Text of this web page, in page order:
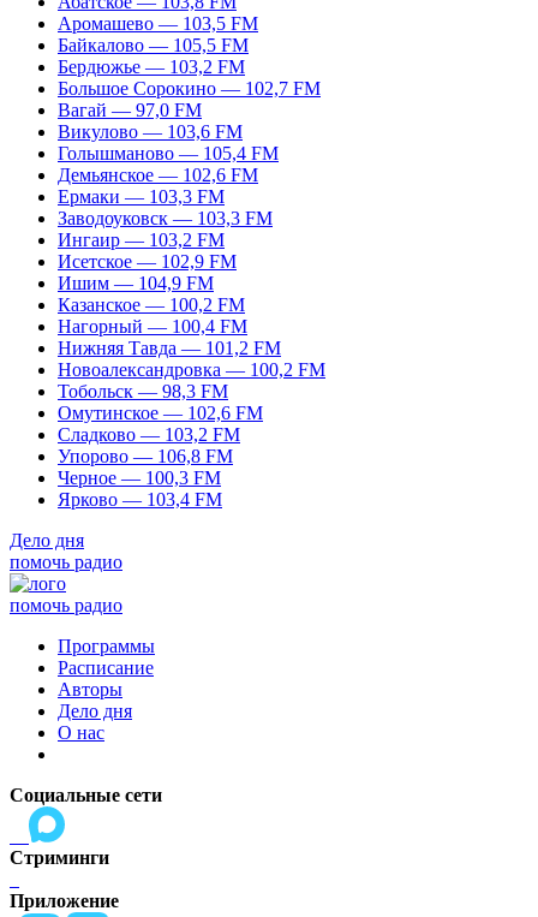
Аромашево — 103,5 FM
Байкалово — 105,5 FM
Бердюжье — 103,2 FM
Большое Сорокино — 102,7 FM
Вагай — 97,0 FM
Викулово — 103,6 FM
Голышманово — 105,4 FM
Демьянское — 102,6 FM
Ермаки — 103,3 FM
Заводоуковск — 103,3 FM
Ингаир — 103,2 FM
Исетское — 102,9 FM
Ишим — 104,9 FM
Казанское — 100,2 FM
Нагорный — 100,4 FM
Нижняя Тавда — 101,2 FM
Новоалександровка — 100,2 FM
Тобольск — 98,3 FM
Омутинское — 102,6 FM
Сладково — 103,2 FM
Упорово — 106,8 FM
Черное — 100,3 FM
Ярково — 103,4 FM
Дело дня
помочь радио
помочь радио
Программы
Расписание
Авторы
Дело дня
О нас
Социальные сети
Стриминги
Приложение